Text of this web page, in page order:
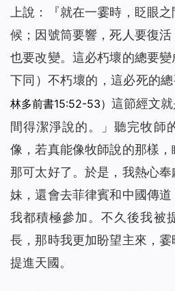
上說：『就在一霎時，眨眼
候；因號筒要響，死人要復
也要改變。這必朽壞的總要變
下同）不朽壞的，這必死的總
林多前書15:52-53） 這節經文
間得潔淨說的。」聽完牧師
像，若真能像牧師說的那樣，
那可太好了。於是，我熱心
妹，還會去菲律賓和中國傳
我都積極參加。不久後我被
長，那時我更加盼望主來，
提進天國。